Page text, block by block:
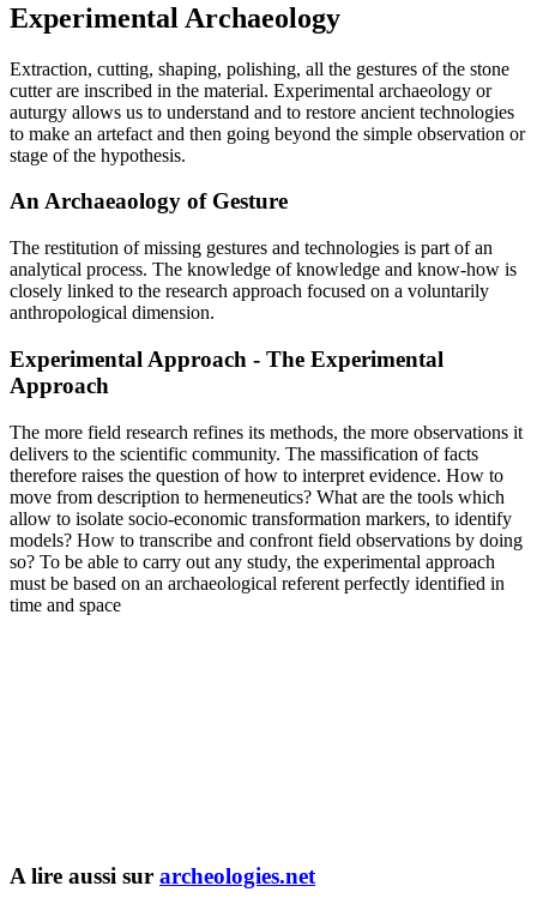
Experimental Archaeology
Extraction, cutting, shaping, polishing, all the gestures of the stone
cutter are inscribed in the material. Experimental archaeology or
auturgy allows us to understand and to restore ancient technologies
to make an artefact and then going beyond the simple observation or
stage of the hypothesis.
An Archaeaology of Gesture
The restitution of missing gestures and technologies is part of an
analytical process. The knowledge of knowledge and know-how is
closely linked to the research approach focused on a voluntarily
anthropological dimension.
Experimental Approach - The Experimental
Approach
The more field research refines its methods, the more observations it
delivers to the scientific community. The massification of facts
therefore raises the question of how to interpret evidence. How to
move from description to hermeneutics? What are the tools which
allow to isolate socio-economic transformation markers, to identify
models? How to transcribe and confront field observations by doing
so? To be able to carry out any study, the experimental approach
must be based on an archaeological referent perfectly identified in
time and space
A lire aussi sur archeologies.net